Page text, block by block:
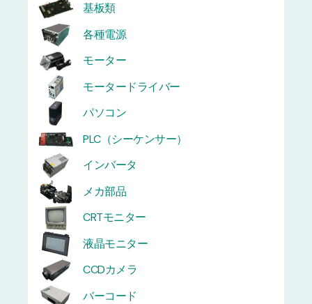
基板類
各種電源
モーター
モータードライバー
パソコン
PLC（シーケンサー）
インバータ
メカ部品
CRTモニター
液晶モニター
CCDカメラ
バーコード